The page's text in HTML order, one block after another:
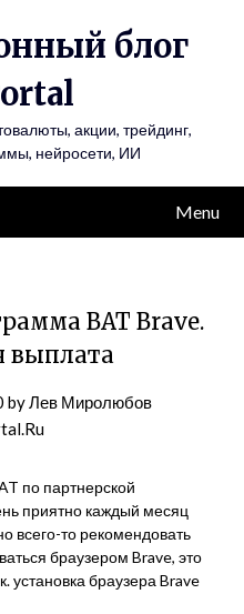
блог
акции, трейдинг,
нейросети, ИИ
Menu
BAT Brave.
выплата
byЛев Миролюбов
по партнерской
приятно каждый месяц
всего-то рекомендовать
браузером Brave, это
установка браузера Brave